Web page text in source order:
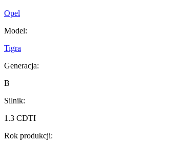
Opel
Model:
Tigra
Generacja:
B
Silnik:
1.3 CDTI
Rok produkcji: